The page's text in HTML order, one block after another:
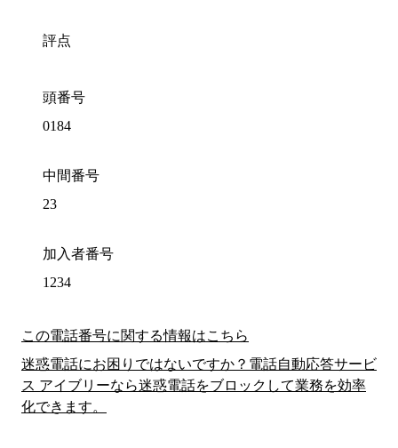
評点
頭番号
0184
中間番号
23
加入者番号
1234
この電話番号に関する情報はこちら
迷惑電話にお困りではないですか？電話自動応答サービ
ス アイブリーなら迷惑電話をブロックして業務を効率
化できます。